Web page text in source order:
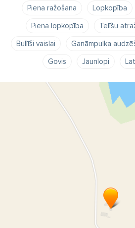
Piena ražošana Lopkopība
Piena lopkopība
Telīšu
Bullīši vaislai
Ganāmpulka
Govis
Jaunlopi